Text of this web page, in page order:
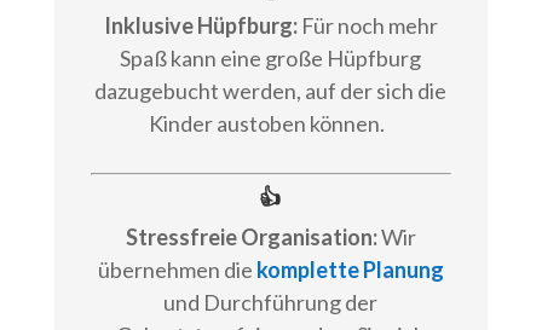
Inklusive Hüpfburg:Für noch mehr
Spaß kann eine große Hüpfburg
dazugebucht werden, auf der sich die
Kinder austoben können.
👍
Stressfreie Organisation:Wir
übernehmen die komplette Planung
und Durchführung der